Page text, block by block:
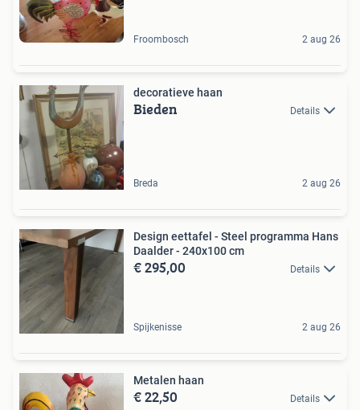
Froombosch 2 aug 26
decoratieve haan
Bieden Details
Breda 2 aug 26
Design eettafel - Steel programma Hans
Daalder - 240x100 cm
€ 295,00 Details
Spijkenisse 2 aug 26
Metalen haan
€ 22,50 Details